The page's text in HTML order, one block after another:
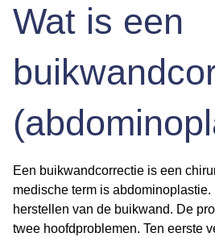
Wat is een
Een buikwandcorrectie is een
medische term is abdominoplastie.
herstellen van de buikwand. De
twee hoofdproblemen. Ten eerste